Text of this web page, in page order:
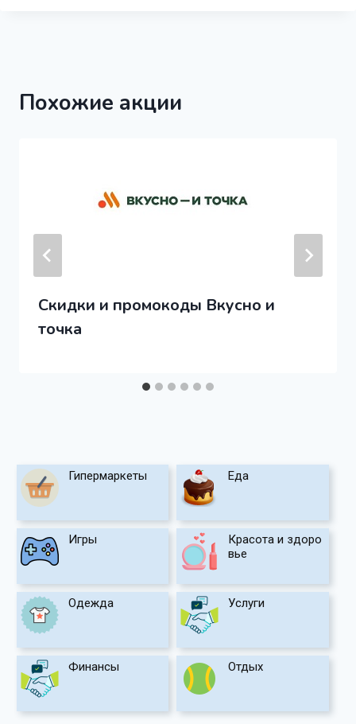
Похожие акции
Скидки и промокоды Вкусно и
точка
Гипермаркеты Еда
Игры
Красота и здоро
вье
Одежда Услуги
Финансы Отдых